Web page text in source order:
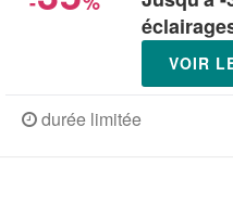
VOIR
durée limitée